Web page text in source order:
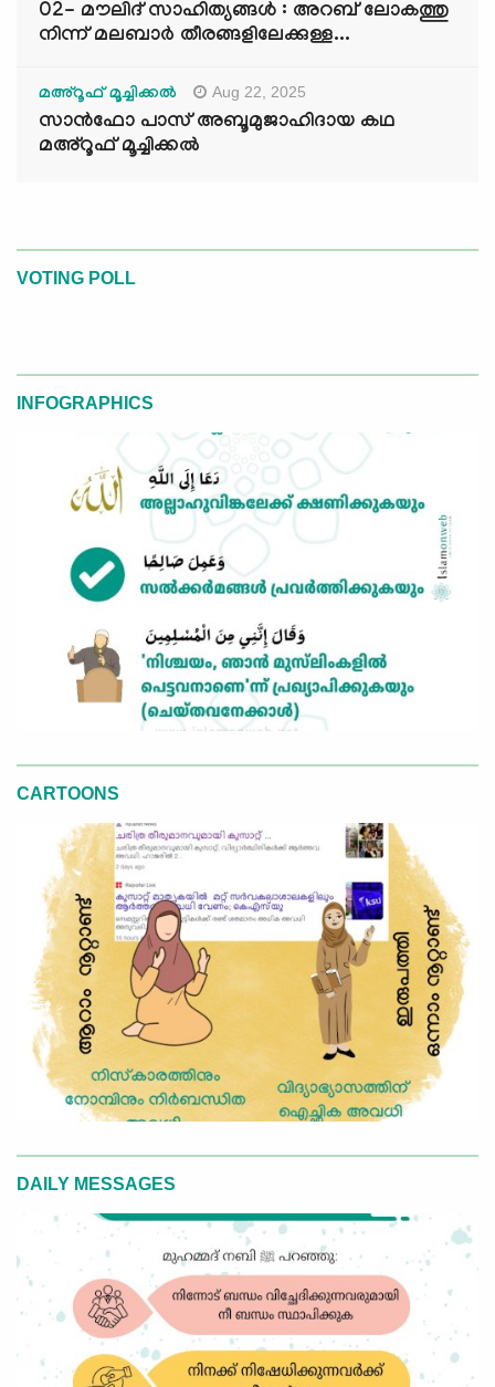
02- മൗലിദ് സാഹിത്യങ്ങൾ : അറബ് ലോകത്തു
നിന്ന് മലബാർ തീരങ്ങളിലേക്കുള്ള...
മഅ്റൂഫ് മൂച്ചിക്കല്‍ Aug 22, 2025
സാൻഫോ പാസ് അബൂമുജാഹിദായ കഥ
മഅ്റൂഫ് മൂച്ചിക്കല്‍
VOTING POLL
INFOGRAPHICS
CARTOONS
DAILY MESSAGES